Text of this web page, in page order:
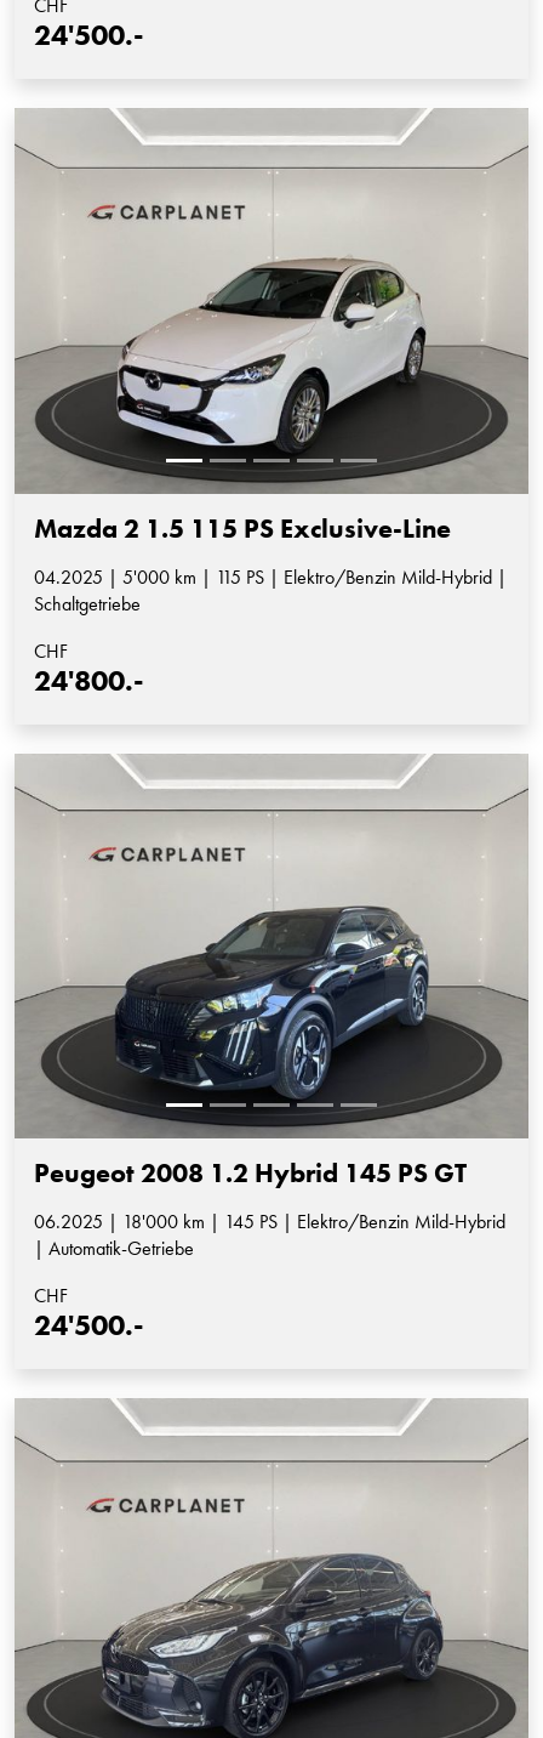
CHF
24'500.-
Mazda 2 1.5 115 PS Exclusive-Line
04.2025 | 5'000 km | 115 PS | Elektro/Benzin Mild-Hybrid |
Schaltgetriebe
CHF
24'800.-
Peugeot 2008 1.2 Hybrid 145 PS GT
06.2025 | 18'000 km | 145 PS | Elektro/Benzin Mild-Hybrid
| Automatik-Getriebe
CHF
24'500.-